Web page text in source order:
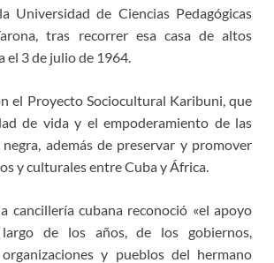
Universidad de Ciencias Pedagógicas
tras recorrer esa casa de altos
el 3 de julio de 1964.
el Proyecto Sociocultural Karibuni, que
de vida y el empoderamiento de las
además de preservar y promover
y culturales entre Cuba y África.
cancillería cubana reconoció «el apoyo
de los años, de los gobiernos,
organizaciones y pueblos del hermano